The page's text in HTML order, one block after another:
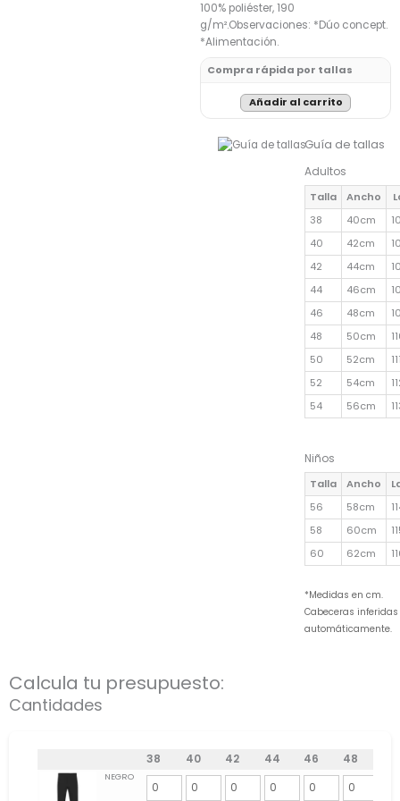
100% poliéster, 190
g/m².Observaciones: *Dúo concept.
*Alimentación.
Compra rápida por tallas
Añadir al carrito
Guía de tallas
Adultos
Talla Ancho
38
40cm
40
42cm
42
44cm
44
46cm
46
48cm
48
50cm
50
52cm
52
54cm
54
56cm
Niños
Talla Ancho
56
58cm
58
60cm
60
62cm
*Medidas en cm.
Cabeceras inferidas
automáticamente.
Calcula tu presupuesto:
Cantidades
38 40 42 44 46 48
NEGRO